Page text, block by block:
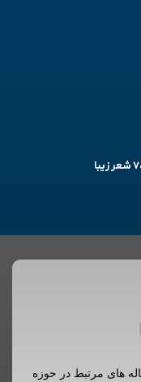
های مرتبط در حوزه